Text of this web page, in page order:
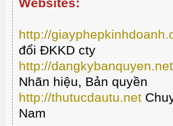
http://
đổi ĐKKD cty
http://
Nhãn hiệu, Bản quyền
http://thutucdautu.net
Nam